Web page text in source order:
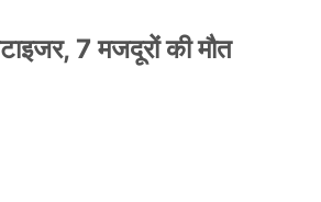
7 मजदूरों की मौत